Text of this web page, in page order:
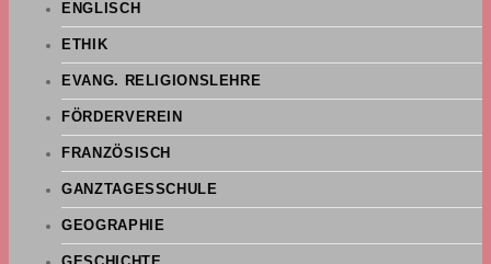
ENGLISCH
ETHIK
EVANG. RELIGIONSLEHRE
FÖRDERVEREIN
FRANZÖSISCH
GANZTAGESSCHULE
GEOGRAPHIE